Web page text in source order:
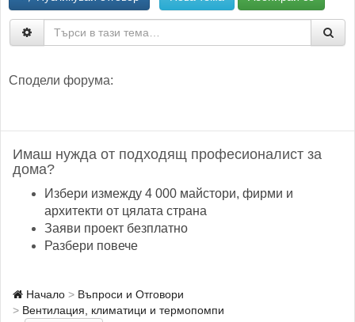
Сподели форума:
Имаш нужда от подходящ професионалист за
дома?
Избери измежду 4 000 майстори, фирми и
архитекти от цялата страна
Заяви проект безплатно
Разбери повече
Начало
Въпроси и Отговори
Вентилация, климатици и термопомпи